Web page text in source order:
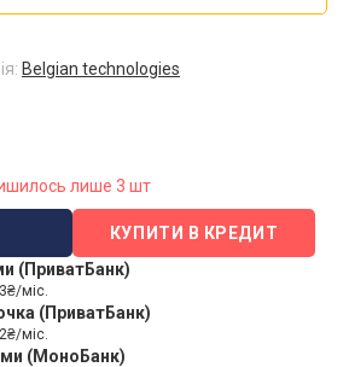
Belgian technologies
лише 3 шт
(ПриватБанк)
міс.
(ПриватБанк)
міс.
(МоноБанк)
КУПИТИ В КРЕДИТ